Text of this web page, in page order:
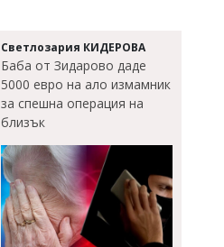
Светлозария КИДЕРОВА
Баба от Зидарово даде
5000 евро на ало измамник
за спешна операция на
близък